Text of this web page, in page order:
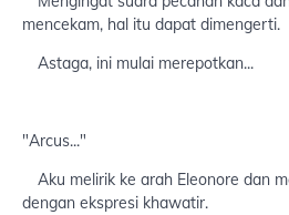
mencekam, hal itu dapat dimengerti.
Astaga, ini mulai merepotkan...
"Arcus..."
Aku melirik ke arah Eleonore dan
dengan ekspresi khawatir.